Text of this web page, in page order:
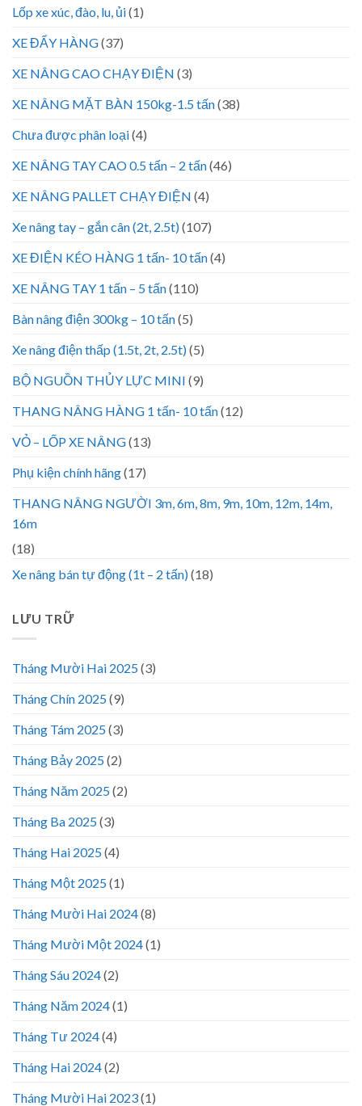
Lốp xe xúc, đào, lu, ủi(1)
XE ĐẨY HÀNG(37)
XE NÂNG CAO CHẠY ĐIỆN (3)
XE NÂNG MẶT BÀN 150kg-1.5 tấn(38)
Chưa được phân loại(4)
XE NÂNG TAY CAO 0.5 tấn – 2 tấn(46)
XE NÂNG PALLET CHẠY ĐIỆN (4)
Xe nâng tay – gắn cân (2t, 2.5t)(107)
XE ĐIỆN KÉO HÀNG 1 tấn- 10 tấn(4)
XE NÂNG TAY 1 tấn – 5 tấn(110)
Bàn nâng điện 300kg – 10 tấn(5)
Xe nâng điện thấp (1.5t, 2t, 2.5t)(5)
BỘ NGUỒN THỦY LỰC MINI (9)
THANG NÂNG HÀNG 1 tấn- 10 tấn(12)
VỎ – LỐP XE NÂNG(13)
Phụ kiện chính hãng(17)
THANG NÂNG NGƯỜI 3m, 6m, 8m, 9m, 10m, 12m, 14m,
16m
(18)
Xe nâng bán tự động (1t – 2 tấn)(18)
LƯU TRỮ
Tháng Mười Hai 2025(3)
Tháng Chín 2025(9)
Tháng Tám 2025(3)
Tháng Bảy 2025(2)
Tháng Năm 2025(2)
Tháng Ba 2025(3)
Tháng Hai 2025(4)
Tháng Một 2025(1)
Tháng Mười Hai 2024(8)
Tháng Mười Một 2024(1)
Tháng Sáu 2024(2)
Tháng Năm 2024(1)
Tháng Tư 2024(4)
Tháng Hai 2024(2)
Tháng Mười Hai 2023(1)